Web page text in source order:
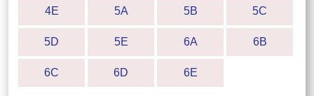
4E 5A 5B 5C
5D 5E 6A 6B
6C 6D 6E